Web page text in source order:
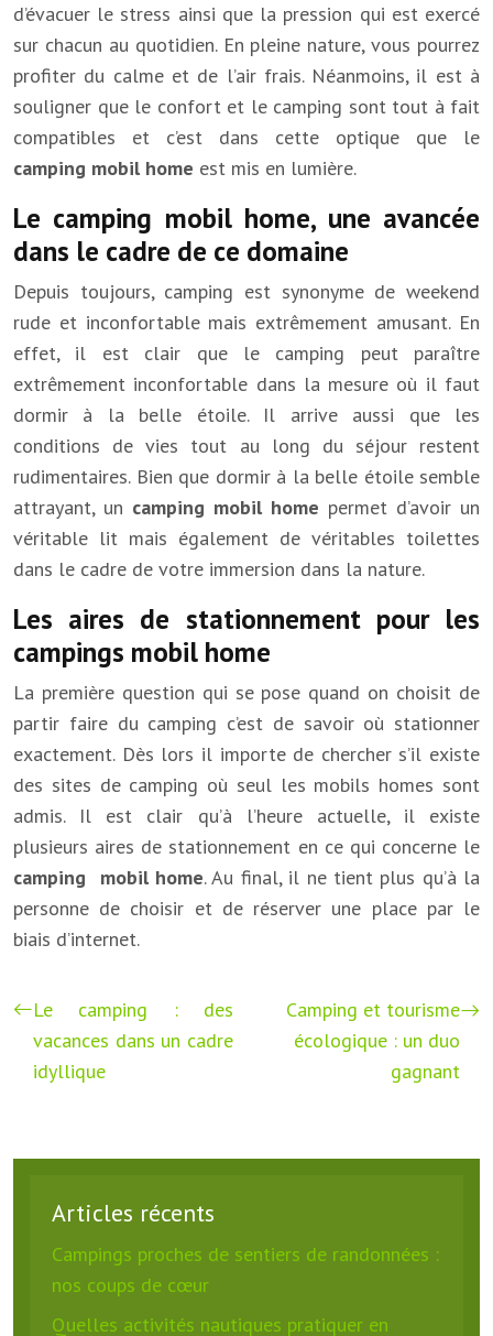
d’évacuer le stress ainsi que la pression qui est exercé
sur chacun au quotidien. En pleine nature, vous pourrez
profiter du calme et de l’air frais. Néanmoins, il est à
souligner que le confort et le camping sont tout à fait
compatibles et c’est dans cette optique que le
camping mobil home est mis en lumière.
Le camping mobil home, une avancée
dans le cadre de ce domaine
Depuis toujours, camping est synonyme de weekend
rude et inconfortable mais extrêmement amusant. En
effet, il est clair que le camping peut paraître
extrêmement inconfortable dans la mesure où il faut
dormir à la belle étoile. Il arrive aussi que les
conditions de vies tout au long du séjour restent
rudimentaires. Bien que dormir à la belle étoile semble
attrayant, un camping mobil home permet d’avoir un
véritable lit mais également de véritables toilettes
dans le cadre de votre immersion dans la nature.
Les aires de stationnement pour les
campings mobil home
La première question qui se pose quand on choisit de
partir faire du camping c’est de savoir où stationner
exactement. Dès lors il importe de chercher s’il existe
des sites de camping où seul les mobils homes sont
admis. Il est clair qu’à l’heure actuelle, il existe
plusieurs aires de stationnement en ce qui concerne le
camping mobil home. Au final, il ne tient plus qu’à la
personne de choisir et de réserver une place par le
biais d’internet.
Le camping : des
vacances dans un cadre
idyllique
Camping et tourisme
écologique : un duo
gagnant
Articles récents
Campings proches de sentiers de randonnées :
nos coups de cœur
Quelles activités nautiques pratiquer en